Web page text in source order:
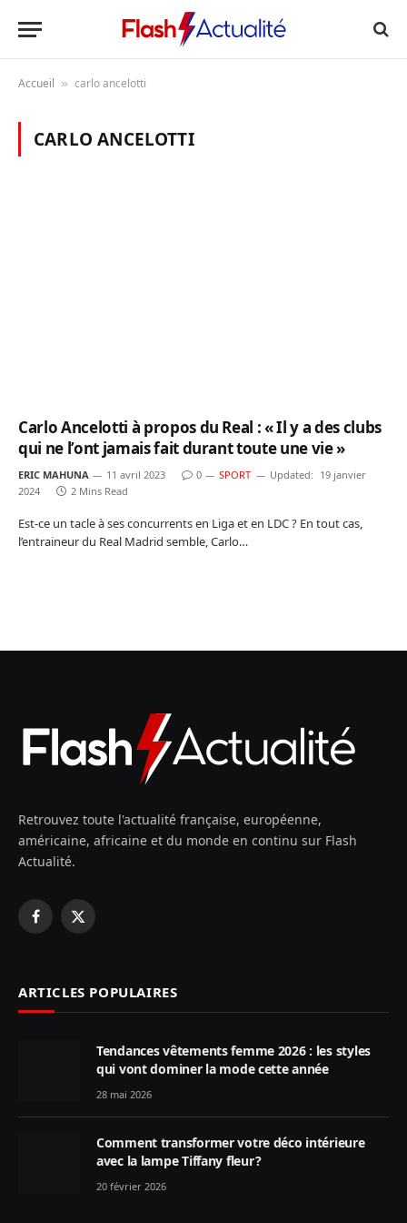
Accueil » carlo ancelotti
CARLO ANCELOTTI
Carlo Ancelotti à propos du Real : « Il y a des clubs
qui ne l’ont jamais fait durant toute une vie »
ERIC MAHUNA 11 avril 2023 0 SPORT Updated: 19 janvier
2024
2 Mins Read
Est-ce un tacle à ses concurrents en Liga et en LDC ? En tout cas,
l’entraineur du Real Madrid semble, Carlo…
Retrouvez toute l'actualité française, européenne,
américaine, africaine et du monde en continu sur Flash
Actualité.
Facebook
X
ARTICLES POPULAIRES
Tendances vêtements femme 2026 : les styles
qui vont dominer la mode cette année
28 mai 2026
Comment transformer votre déco intérieure
avec la lampe Tiffany fleur ?
20 février 2026